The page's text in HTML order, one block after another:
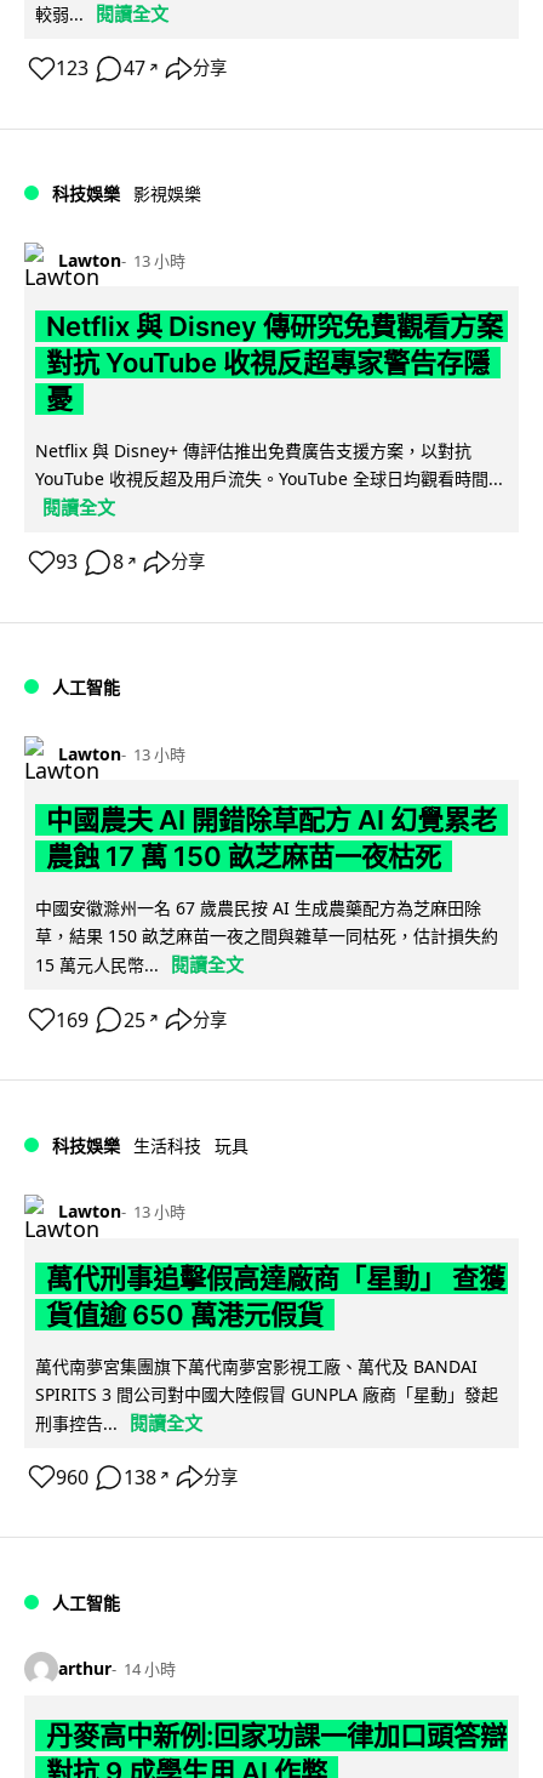
較弱... 閱讀全文
123 47 ↗ 分享
科技娛樂 影視娛樂
Lawton 13 小時
Netflix 與 Disney 傳研究免費觀看方案
對抗 YouTube 收視反超專家警告存隱
憂
Netflix 與 Disney+ 傳評估推出免費廣告支援方案，以對抗
YouTube 收視反超及用戶流失。YouTube 全球日均觀看時間...
閱讀全文
93 8 ↗ 分享
人工智能
Lawton 13 小時
中國農夫 AI 開錯除草配方 AI 幻覺累老
農蝕 17 萬 150 畝芝麻苗一夜枯死
中國安徽滁州一名 67 歲農民按 AI 生成農藥配方為芝麻田除
草，結果 150 畝芝麻苗一夜之間與雜草一同枯死，估計損失約
15 萬元人民幣...
閱讀全文
169 25 ↗ 分享
科技娛樂 生活科技 玩具
Lawton 13 小時
萬代刑事追擊假高達廠商「星動」 查獲
貨值逾 650 萬港元假貨
萬代南夢宮集團旗下萬代南夢宮影視工廠、萬代及 BANDAI
SPIRITS 3 間公司對中國大陸假冒 GUNPLA 廠商「星動」發起
刑事控告...
閱讀全文
960 138 ↗ 分享
人工智能
arthur 14 小時
丹麥高中新例:回家功課一律加口頭答辯
對抗 9 成學生用 AI 作弊